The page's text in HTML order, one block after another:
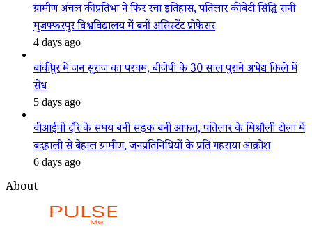
ग्रामीण अंचल की प्रतिभा ने फिर रचा इतिहास, पतिलार की बेटी सिद्धि रानी
मुजफ्फरपुर विश्वविद्यालय में बनीं असिस्टेंट प्रोफेसर
4 days ago
बांकीपुर में जन सुराज का परचम, बीजेपी के 30 साल पुराने अभेद्य किले में
सेंध
5 days ago
वीआईपी दौरे के समय बनी सड़क बनी आफत, पतिलार के मिश्रौली टोला में
बदहाली से बेहाल ग्रामीण, जनप्रतिनिधियों के प्रति गहराया आक्रोश
6 days ago
About